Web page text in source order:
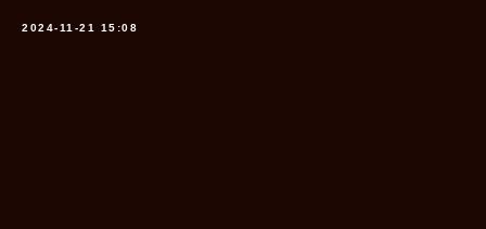
2024-11-21 15:08